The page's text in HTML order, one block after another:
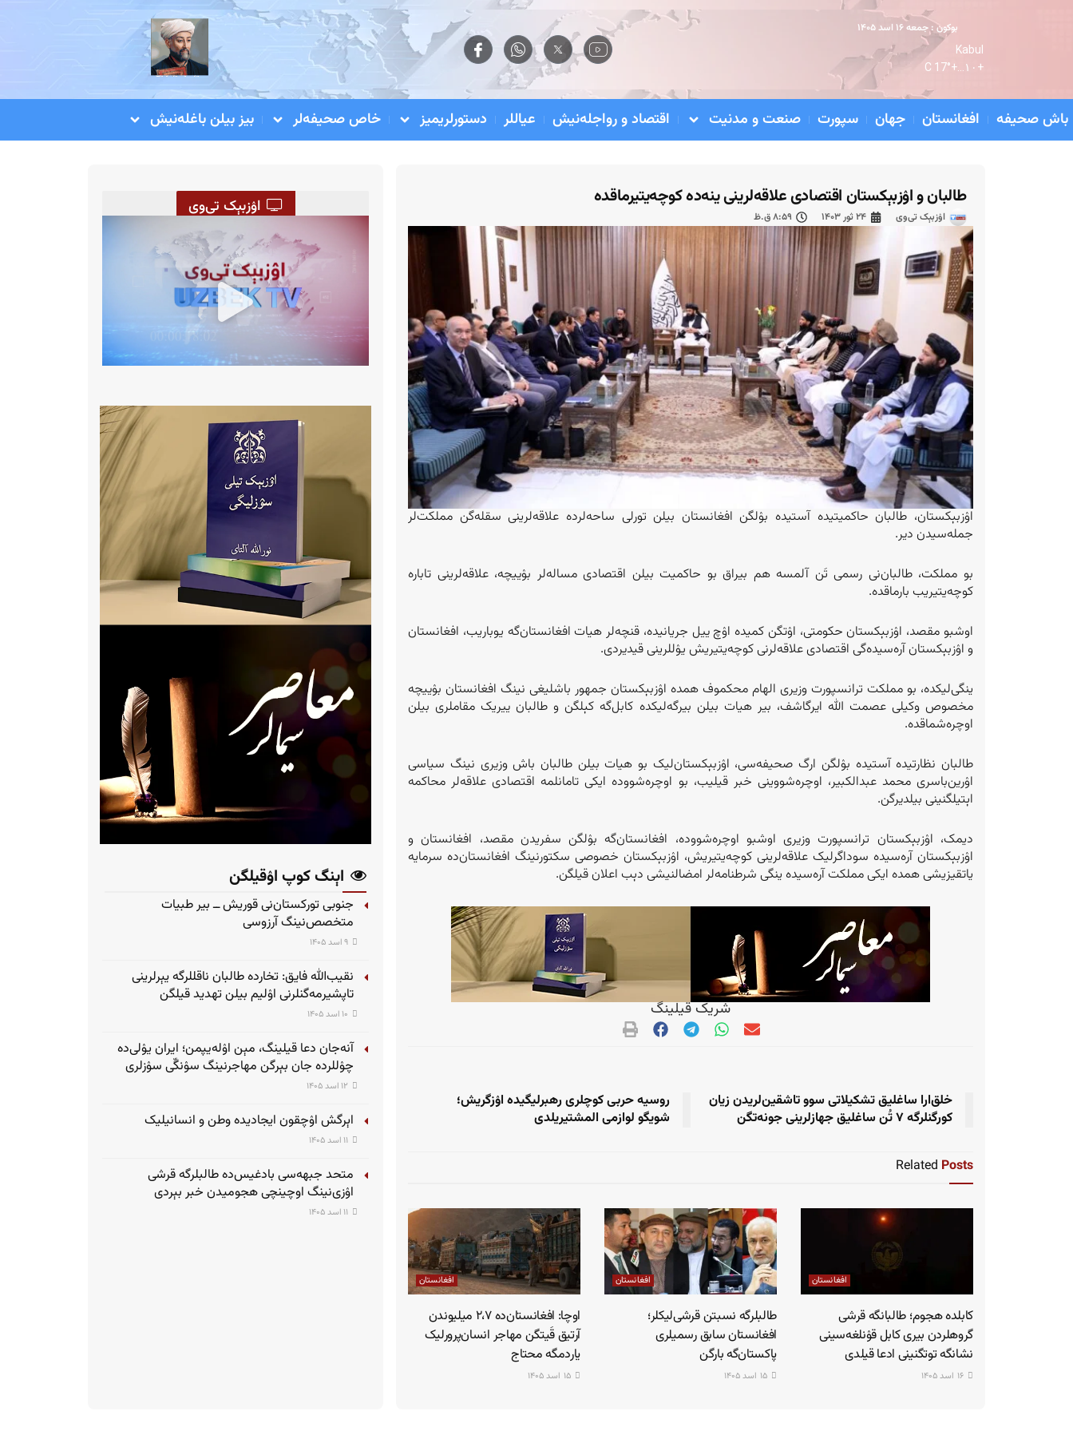
بوکون : جمعه ۱۶ اسد ۱۴۰۵
Kabul
+ ۱۰... +
17° C
باش صحیفه افغانستان جهان سپورت صنعت و مدنیت اقتصاد و رواجله‌نیش عیاللر دستورلریمیز خاص صحیفه‌لر بیز بیلن باغله‌نیش
اۉزبېک تی‌وی
اېنگ کوپ اۉقیلگن
جنوبی تورکستان‌نی قوریش ــ بیر طبیات
متخصص‌نینگ آرزوسی
نقیب‌الله فایق: تخارده طالبان ناقللرگه یېرلرینی
تاپشیرمه‌گنلرنی اۉلیم بیلن تهدید قیلگن
آنه‌جان دعا قیلینگ، مېن اۉله‌یپمن؛ ایران یۉلی‌ده
چۉللرده جان بېرگن مهاجرنینگ سۉنگّی سۉزلری
اېرگش اۉچقون ایجادیده وطن و انسانیلیک
متحد جبهه‌سی بادغیس‌ده طالبلرگه قرشی
اۉزی‌نینگ اوچینچی هجومیدن خبر بېردی
طالبان و اۉزبېکستان اقتصادی علاقه‌لرینی ینه‌ده کوچه‌یتیرماقده
اۉزبېک تی‌وی ۲۴ ثور ۱۴۰۳ ۸:۵۹ ق.ظ
اۉزبېکستان، طالبان حاکمیتیده آستیده بۉلگن افغانستان بیلن تورلی ساحه‌لرده علاقه‌لرینی سقله‌گن مملکت‌لر
جمله‌سیدن دیر.
بو مملکت، طالبان‌نی رسمی تَن آلمسه هم بیراق بو حاکمیت بیلن اقتصادی مساله‌لر بۉییچه، علاقه‌لرینی تاباره
کوچه‌یتیریب بارماقده.
اوشبو مقصد، اۉزبېکستان حکومتی، اۉتگن کمیده اۉچ ییل جریانیده، قنچه‌لر هیات افغانستان‌گه یوباریب، افغانستان
و اۉزبېکستان آره‌سیده‌گی اقتصادی علاقه‎‌لرنی کوچه‌یتیریش یۉللرینی قیدیردی.
ینگی‌لیکده، بو مملکت ترانسپورت وزیری الهام محکموف همده اۉزبېکستان جمهور باشلیغی نینگ افغانستان بۉییچه
مخصوص وکیلی عصمت الله ایرگاشف، بیر هیات بیلن بیرگه‌لیکده کابل‌گه کېلگن و طالبان ییریک مقاملری بیلن
اوچره‌شماقده.
طالبان نظارتیده آستیده بۉلگن ارگ صحیفه‌سی، اۉزبېکستان‌لیک بو هیات بیلن طالبان باش وزیری نینگ سیاسی
اۉرین‌باسری محمد عبدالکبیر، اوچره‌شووینی خبر قیلیب، بو اوچره‌شووده ایکی تامانلمه اقتصادی علاقه‌لر محاکمه
اېتیلگنینی بیلدیرگن.
دیمک، اۉزبېکستان ترانسپورت وزیری اوشبو اوچره‌شووده، افغانستان‌گه بۉلگن سفریدن مقصد، افغانستان و
اۉزبېکستان آره‌سیده سوداگرلیک علاقه‌لرینی کوچه‌یتیریش، اۉزبېکستان خصوصی سکتورنینگ افغانستان‌ده سرمایه
یاتقیزیشی همده ایکی مملکت آره‌سیده ینگی شرطنامه‌لر امضالنیشی دېب اعلان قیلگن.
شریک قیلینگ
خلق‌ارا ساغلیق تشکیلاتی سوو تاشقین‌لریدن زیان
کورگنلرگه ۷ تُن ساغلیق جهازلرینی جونه‌تگن
روسیه حربی کوچلری رهبرلیگیده اۉزگریش؛
شویگو لوازمی المشتیریلدی
Related Posts
افغانستان
کابلده هجوم؛ طالبانگه قرشی
گروهلردن بیری کابل قۉنلغه‌سینی
نشانگه توتگنینی ادعا قیلدی
۱۶ اسد ۱۴۰۵
افغانستان
طالبلرگه نسبتن قرشی‌لیکلر؛
افغانستان سابق رسمیلری
پاکستان‌گه بارگن
۱۵ اسد ۱۴۰۵
افغانستان
اوچا: افغانستان‌ده ۲،۷ میلیوندن
آرتیق قَیتگن مهاجر انسان‌پرورلیک
یاردمگه محتاج
۱۵ اسد ۱۴۰۵